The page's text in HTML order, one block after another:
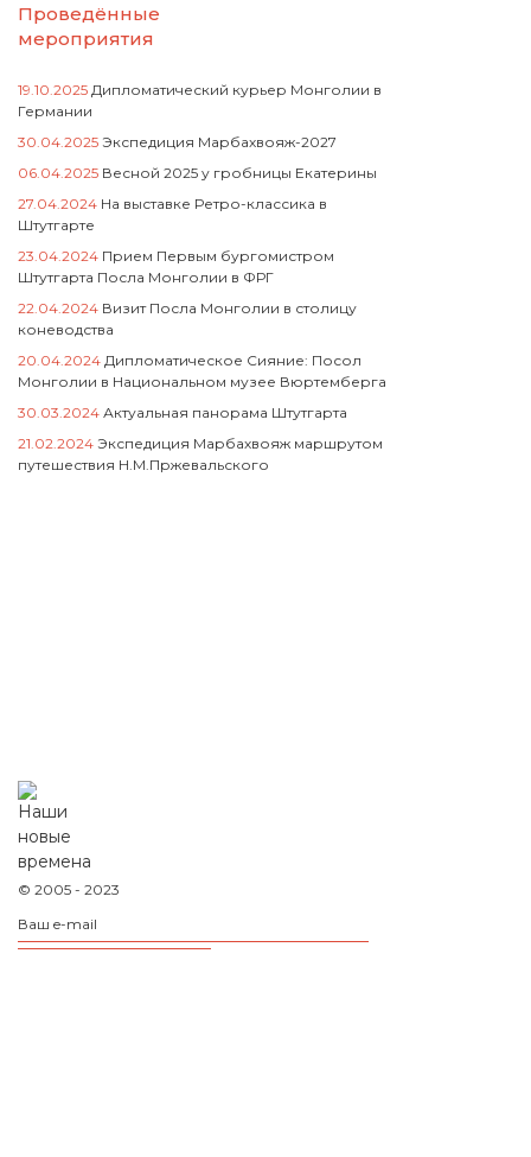
Проведённые
мероприятия
19.10.2025 Дипломатический курьер Монголии в
Германии
30.04.2025 Экспедиция Марбахвояж-2027
06.04.2025 Весной 2025 у гробницы Екатерины
27.04.2024 На выставке Ретро-классика в
Штутгарте
23.04.2024 Прием Первым бургомистром
Штутгарта Посла Монголии в ФРГ
22.04.2024 Визит Посла Монголии в столицу
коневодства
20.04.2024 Дипломатическое Сияние: Посол
Монголии в Национальном музее Вюртемберга
30.03.2024 Актуальная панорама Штутгарта
21.02.2024 Экспедиция Марбахвояж маршрутом
путешествия Н.М.Пржевальского
© 2005 - 2023